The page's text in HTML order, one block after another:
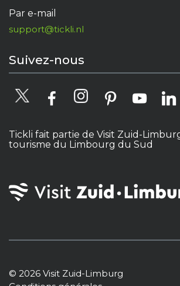
Par e-mail
support@tickli.nl
Suivez-nous
Tickli fait partie de Visit Zuid-
tourisme du Limbourg du Sud
© 2026 Visit Zuid-Limburg